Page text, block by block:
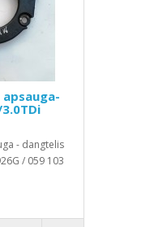
- dangtelis
/ 059 103